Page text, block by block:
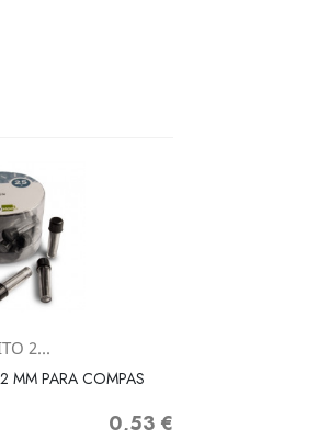
2...
MM PARA COMPAS
Precio
0,53 €